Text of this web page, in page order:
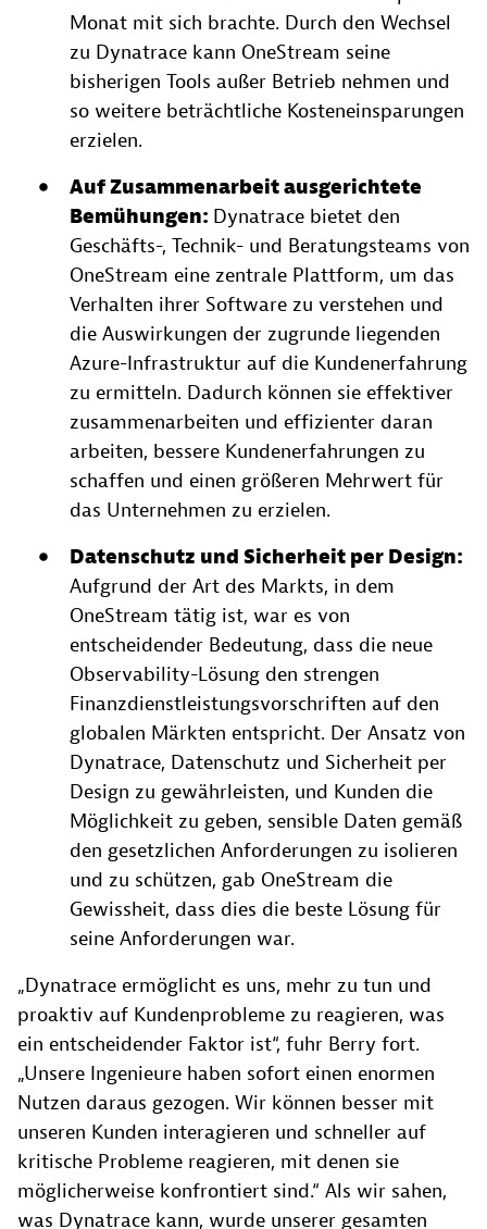
Monat mit sich brachte. Durch den Wechsel
zu Dynatrace kann OneStream seine
bisherigen Tools außer Betrieb nehmen und
so weitere beträchtliche Kosteneinsparungen
erzielen.
Auf Zusammenarbeit ausgerichtete
Bemühungen: Dynatrace bietet den
Geschäfts-, Technik- und Beratungsteams von
OneStream eine zentrale Plattform, um das
Verhalten ihrer Software zu verstehen und
die Auswirkungen der zugrunde liegenden
Azure-Infrastruktur auf die Kundenerfahrung
zu ermitteln. Dadurch können sie effektiver
zusammenarbeiten und effizienter daran
arbeiten, bessere Kundenerfahrungen zu
schaffen und einen größeren Mehrwert für
das Unternehmen zu erzielen.
Datenschutz und Sicherheit per Design:
Aufgrund der Art des Markts, in dem
OneStream tätig ist, war es von
entscheidender Bedeutung, dass die neue
Observability-Lösung den strengen
Finanzdienstleistungsvorschriften auf den
globalen Märkten entspricht. Der Ansatz von
Dynatrace, Datenschutz und Sicherheit per
Design zu gewährleisten, und Kunden die
Möglichkeit zu geben, sensible Daten gemäß
den gesetzlichen Anforderungen zu isolieren
und zu schützen, gab OneStream die
Gewissheit, dass dies die beste Lösung für
seine Anforderungen war.
„Dynatrace ermöglicht es uns, mehr zu tun und
proaktiv auf Kundenprobleme zu reagieren, was
ein entscheidender Faktor ist“, fuhr Berry fort.
„Unsere Ingenieure haben sofort einen enormen
Nutzen daraus gezogen. Wir können besser mit
unseren Kunden interagieren und schneller auf
kritische Probleme reagieren, mit denen sie
möglicherweise konfrontiert sind.“ Als wir sahen,
was Dynatrace kann, wurde unserer gesamten